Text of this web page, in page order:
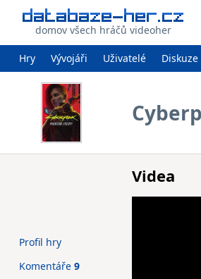
domov všech hráčů videoher
Hry Vývojáři Uživatelé Diskuze
Videa
Profil hry
Komentáře 9